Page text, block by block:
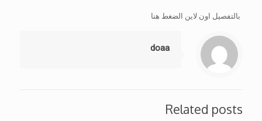
بالتفصيل اون لاين الضغط هنا
doaa
Related posts